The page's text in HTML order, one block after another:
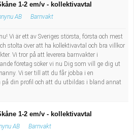
1-2 em/v - kollektivavtal
AB Barnvakt
Vi är ett av Sveriges största, första och mest
stolta över att ha kollektivavtal och bra villkor
Vi tror på att leverera barnvakter i
företag söker vi nu Dig som vill ge dig ut
Vi ser till att du får jobba i en
din profil och att du utbildas i bland annat
1-2 em/v - kollektivavtal
AB Barnvakt